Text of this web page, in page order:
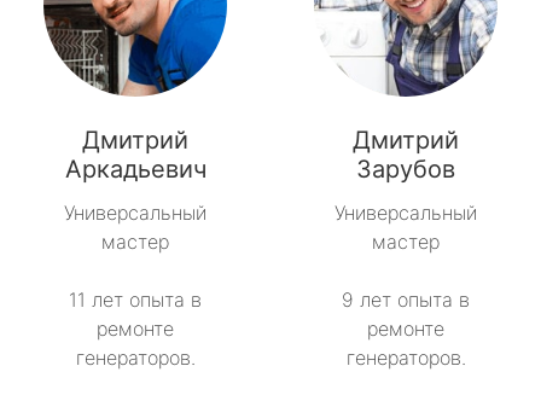
Дмитрий
Аркадьевич
Универсальный
мастер
11 лет опыта в
ремонте
генераторов.
Дмитрий
Зарубов
Универсальный
мастер
9 лет опыта в
ремонте
генераторов.